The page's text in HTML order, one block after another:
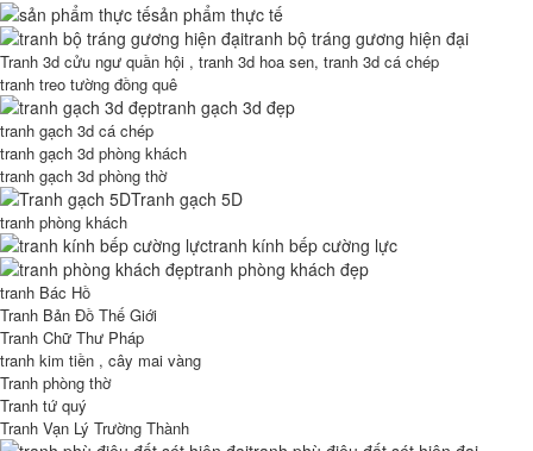
sản phẩm thực tế
tranh bộ tráng gương hiện đại
Tranh 3d cửu ngư quần hội , tranh 3d hoa sen, tranh 3d cá chép
tranh treo tường đồng quê
tranh gạch 3d đẹp
tranh gạch 3d cá chép
tranh gạch 3d phòng khách
tranh gạch 3d phòng thờ
Tranh gạch 5D
tranh phòng khách
tranh kính bếp cường lực
tranh phòng khách đẹp
tranh Bác Hồ
Tranh Bản Đồ Thế Giới
Tranh Chữ Thư Pháp
tranh kim tiền , cây mai vàng
Tranh phòng thờ
Tranh tứ quý
Tranh Vạn Lý Trường Thành